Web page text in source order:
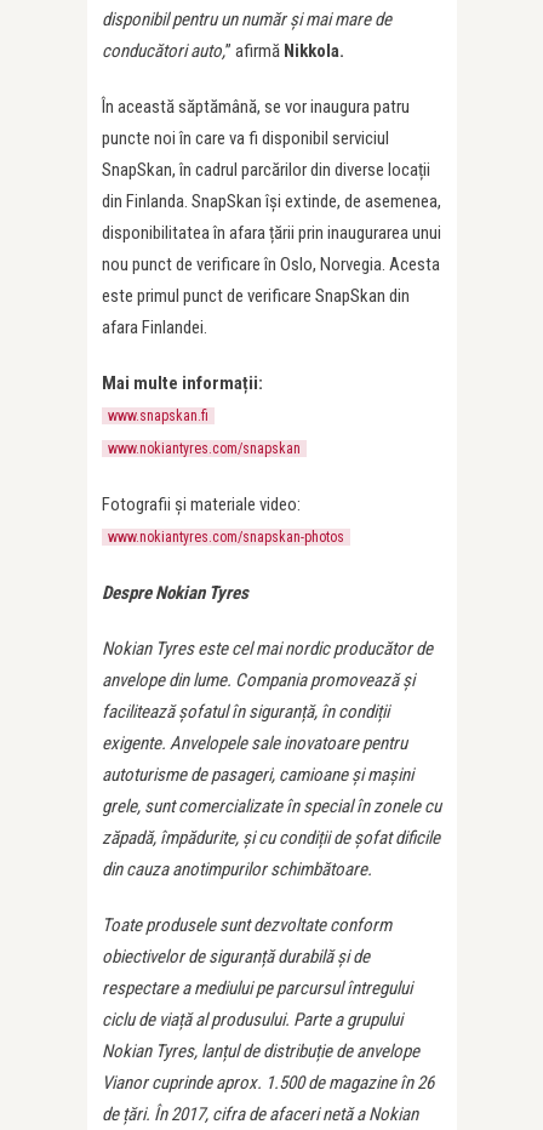
disponibil pentru un număr și mai mare de
conducători auto,” afirmă Nikkola.
În această săptămână, se vor inaugura patru
puncte noi în care va fi disponibil serviciul
SnapSkan, în cadrul parcărilor din diverse locații
din Finlanda. SnapSkan își extinde, de asemenea,
disponibilitatea în afara țării prin inaugurarea unui
nou punct de verificare în Oslo, Norvegia. Acesta
este primul punct de verificare SnapSkan din
afara Finlandei.
Mai multe informații:
www.snapskan.fi
www.nokiantyres.com/snapskan
Fotografii și materiale video:
www.nokiantyres.com/snapskan-photos
Despre Nokian Tyres
Nokian Tyres este cel mai nordic producător de
anvelope din lume. Compania promovează și
facilitează șofatul în siguranță, în condiții
exigente. Anvelopele sale inovatoare pentru
autoturisme de pasageri, camioane și mașini
grele, sunt comercializate în special în zonele cu
zăpadă, împădurite, și cu condiții de șofat dificile
din cauza anotimpurilor schimbătoare.
Toate produsele sunt dezvoltate conform
obiectivelor de siguranță durabilă și de
respectare a mediului pe parcursul întregului
ciclu de viață al produsului. Parte a grupului
Nokian Tyres, lanțul de distribuție de anvelope
Vianor cuprinde aprox. 1.500 de magazine în 26
de țări. În 2017, cifra de afaceri netă a Nokian